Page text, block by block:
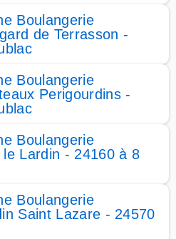
Boulangerie
de Terrasson -
Boulangerie
Perigourdins -
Boulangerie
Lardin - 24160 à 8
Boulangerie
Saint Lazare - 24570